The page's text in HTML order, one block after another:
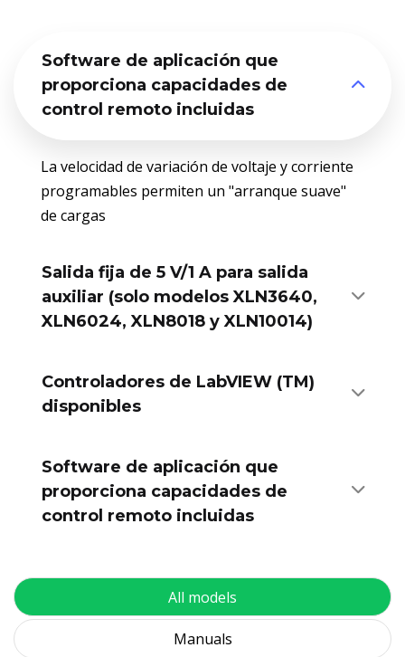
Software de aplicación que
proporciona capacidades de
control remoto incluidas
La velocidad de variación de voltaje y corriente
programables permiten un "arranque suave"
de cargas
Salida fija de 5 V/1 A para salida
auxiliar (solo modelos XLN3640,
XLN6024, XLN8018 y XLN10014)
Controladores de LabVIEW (TM)
disponibles
Software de aplicación que
proporciona capacidades de
control remoto incluidas
All models
Manuals